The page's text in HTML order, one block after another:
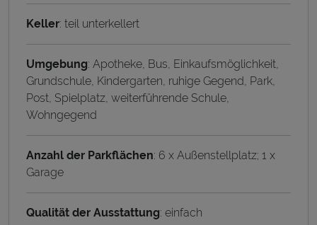
Keller: teil unterkellert
Umgebung: Apotheke, Bus, Einkaufsmöglichkeit,
Grundschule, Kindergarten, ruhige Gegend, Park,
Post, Spielplatz, weiterführende Schule,
Wohngegend
Anzahl der Parkflächen: 6 x Außenstellplatz; 1 x
Garage
Qualität der Ausstattung: einfach